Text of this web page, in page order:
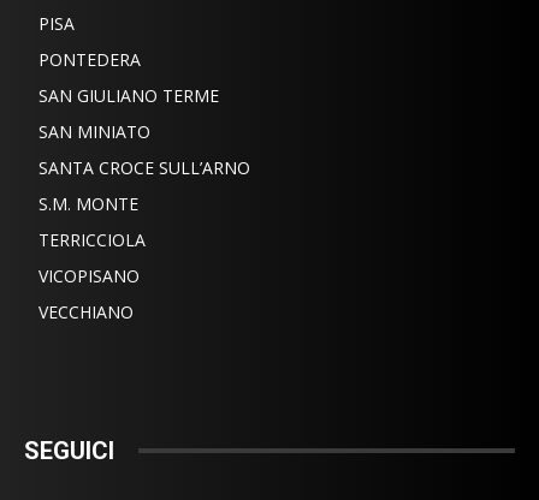
PISA
PONTEDERA
SAN GIULIANO TERME
SAN MINIATO
SANTA CROCE SULL’ARNO
S.M. MONTE
TERRICCIOLA
VICOPISANO
VECCHIANO
SEGUICI